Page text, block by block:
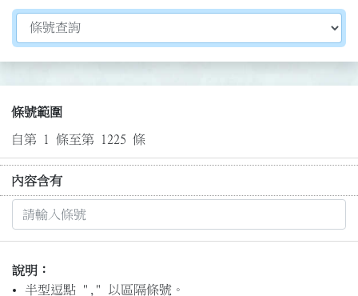
切換選擇法規資訊內容
條號範圍
自第 1 條至第 1225 條
內容含有
說明：
半型逗點 "," 以區隔條號。